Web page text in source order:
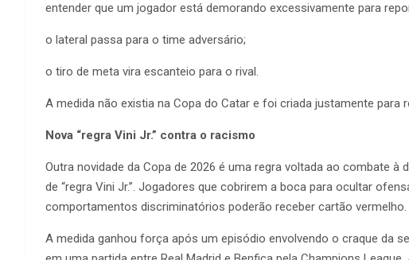
entender que um jogador está demorando excessivamente para
o lateral passa para o time adversário;
o tiro de meta vira escanteio para o rival.
A medida não existia na Copa do Catar e foi criada justamente
Nova “regra Vini Jr.” contra o racismo
Outra novidade da Copa de 2026 é uma regra voltada ao combate
de “regra Vini Jr.”. Jogadores que cobrirem a boca para ocultar
comportamentos discriminatórios poderão receber cartão vermelho.
A medida ganhou força após um episódio envolvendo o craque da